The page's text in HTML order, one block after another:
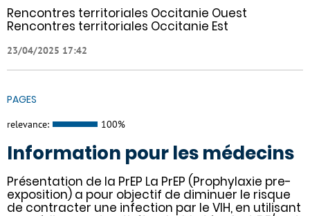
Rencontres territoriales Occitanie Ouest
Rencontres territoriales Occitanie Est
23/04/2025 17:42
PAGES
relevance: 100%
Information pour les médecins
Présentation de la PrEP La PrEP (Prophylaxie pre-
exposition) a pour objectif de diminuer le risque
de contracter une infection par le VIH, en utilisant